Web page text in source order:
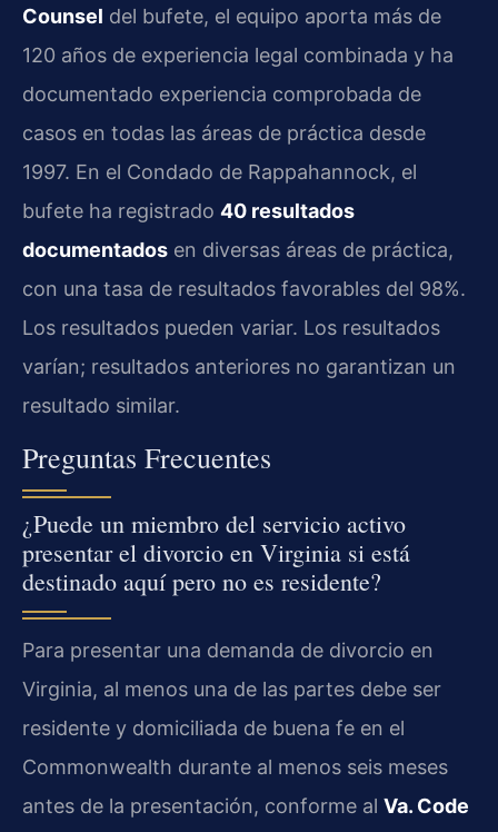
Counsel del bufete, el equipo aporta más de
120 años de experiencia legal combinada y ha
documentado experiencia comprobada de
casos en todas las áreas de práctica desde
1997. En el Condado de Rappahannock, el
bufete ha registrado 40 resultados
documentados en diversas áreas de práctica,
con una tasa de resultados favorables del 98%.
Los resultados pueden variar. Los resultados
varían; resultados anteriores no garantizan un
resultado similar.
Preguntas Frecuentes
¿Puede un miembro del servicio activo
presentar el divorcio en Virginia si está
destinado aquí pero no es residente?
Para presentar una demanda de divorcio en
Virginia, al menos una de las partes debe ser
residente y domiciliada de buena fe en el
Commonwealth durante al menos seis meses
antes de la presentación, conforme al Va. Code